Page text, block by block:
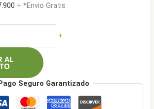
El
$1.047.900.
+ *Envio Gratis
+
AL
Seguro Garantizado